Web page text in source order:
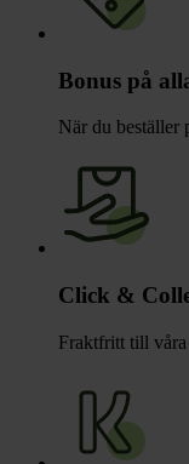
Bonus på
När du beställer
Click &
Fraktfritt till våra